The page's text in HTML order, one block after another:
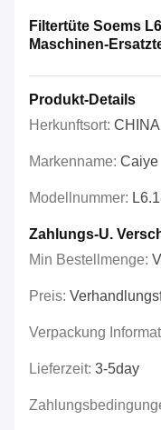
Filtertüte Soems
Maschinen-
Produkt-Details
Herkunftsort: CHINA
Markenname: Caiye
Modellnummer:
Zahlungs-U.
Min Bestellmenge:
Preis:
Verpackung
Lieferzeit: 3-5day